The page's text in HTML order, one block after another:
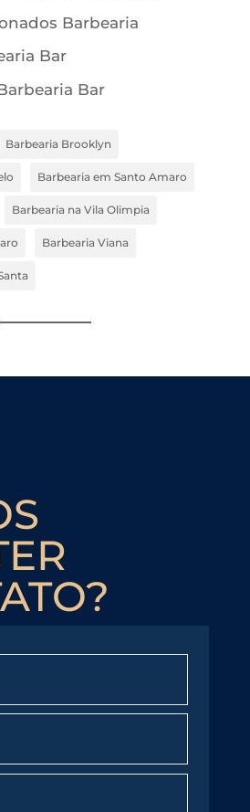
Barbearia
Bar
Bar
Barbearia Brooklyn
Barbearia em Santo Amaro
Barbearia na Vila Olimpia
Barbearia Viana